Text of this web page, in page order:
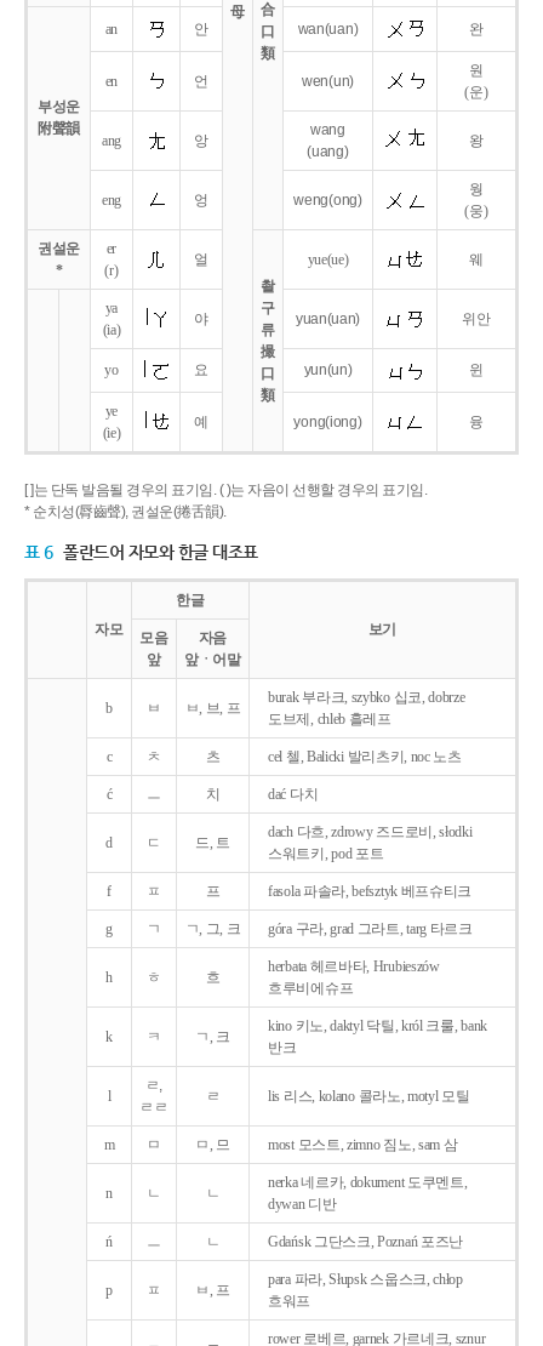
母
合
口
類
부성운
附聲韻
an 안 wan(uan) 완
en 언 wen(un)
원
(운)
ang 앙
wang
(uang)
왕
eng 엉 weng(ong)
웡
(웅)
권설운
*
er
(r)
얼
촬
구
류
撮
口
類
yue(ue) 웨
ya
(ia)
야 yuan(uan) 위안
yo 요 yun(un) 윈
ye
(ie)
예 yong(iong) 융
[ ]는 단독 발음될 경우의 표기임. ( )는 자음이 선행할 경우의 표기임.
* 순치성(脣齒聲), 권설운(捲舌韻).
표 6 폴란드어 자모와 한글 대조표
자모
한글
보기
모음
앞
자음
앞ㆍ어말
b ㅂ ㅂ, 브, 프
burak 부라크, szybko 십코, dobrze
도브제, chleb 흘레프
c ㅊ 츠 cel 첼, Balicki 발리츠키, noc 노츠
ć ㅡ 치 dać 다치
d ㄷ 드, 트
dach 다흐, zdrowy 즈드로비, słodki
스워트키, pod 포트
f ㅍ 프 fasola 파솔라, befsztyk 베프슈티크
g ㄱ ㄱ, 그, 크 góra 구라, grad 그라트, targ 타르크
h ㅎ 흐
herbata 헤르바타, Hrubieszów
흐루비에슈프
k ㅋ ㄱ, 크
kino 키노, daktyl 닥틸, król 크룰, bank
반크
l
ㄹ,
ㄹㄹ
ㄹ lis 리스, kolano 콜라노, motyl 모틸
m ㅁ ㅁ, 므 most 모스트, zimno 짐노, sam 삼
n ㄴ ㄴ
nerka 네르카, dokument 도쿠멘트,
dywan 디반
ń ㅡ ㄴ Gdańsk 그단스크, Poznań 포즈난
p ㅍ ㅂ, 프
para 파라, Słupsk 스웁스크, chłop
흐워프
rower 로베르, garnek 가르네크, sznur